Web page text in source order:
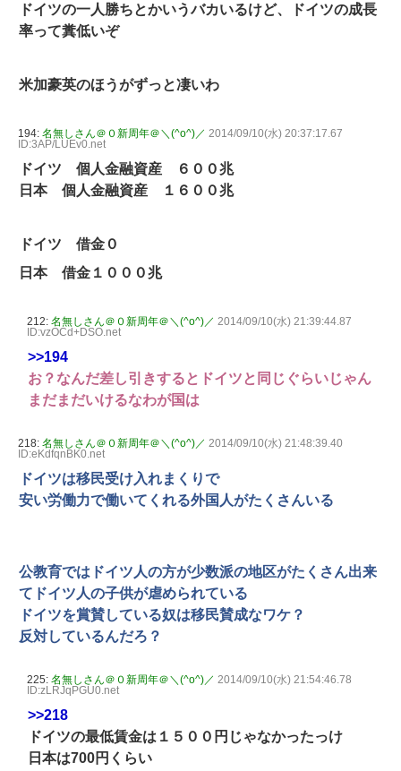
ドイツの一人勝ちとかいうバカいるけど、ドイツの成長
率って糞低いぞ
米加豪英のほうがずっと凄いわ
194: 名無しさん＠０新周年＠＼(^o^)／ 2014/09/10(水) 20:37:17.67
ID:3AP/LUEv0.net
ドイツ 個人金融資産 ６００兆
日本 個人金融資産 １６００兆
ドイツ 借金０
日本 借金１０００兆
212: 名無しさん＠０新周年＠＼(^o^)／ 2014/09/10(水) 21:39:44.87
ID:vzOCd+DSO.net
>>194
お？なんだ差し引きするとドイツと同じぐらいじゃん
まだまだいけるなわが国は
218: 名無しさん＠０新周年＠＼(^o^)／ 2014/09/10(水) 21:48:39.40
ID:eKdfqnBK0.net
ドイツは移民受け入れまくりで
安い労働力で働いてくれる外国人がたくさんいる
公教育ではドイツ人の方が少数派の地区がたくさん出来
てドイツ人の子供が虐められている
ドイツを賞賛している奴は移民賛成なワケ？
反対しているんだろ？
225: 名無しさん＠０新周年＠＼(^o^)／ 2014/09/10(水) 21:54:46.78
ID:zLRJqPGU0.net
>>218
ドイツの最低賃金は１５００円じゃなかったっけ
日本は700円くらい